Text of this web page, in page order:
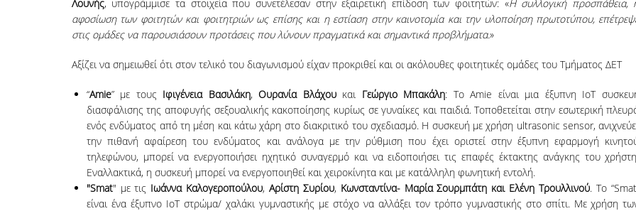
Λουνής, υπογράμμισε τα στοιχεία που συνετέλεσαν στην εξαιρετική επίδοση των φοιτητών: «Η συλλογική προσπάθεια,
αφοσίωση των φοιτητών και φοιτητριών ως επίσης και η εστίαση στην καινοτομία και την υλοποίηση πρωτοτύπου,
στις ομάδες να παρουσιάσουν προτάσεις που λύνουν πραγματικά και σημαντικά προβλήματα.»
Αξίζει να σημειωθεί ότι στον τελικό του διαγωνισμού είχαν προκριθεί και οι ακόλουθες φοιτητικές ομάδες του Τμήματος ΔΕΤ
“Amie” με τους Ιφιγένεια Βασιλάκη,Ουρανία Βλάχου και Γεώργιο Μπακάλη: Το Amie είναι μια έξυπνη ΙοΤ
διασφάλισης της αποφυγής σεξουαλικής κακοποίησης κυρίως σε γυναίκες και παιδιά. Τοποθετείται στην εσωτερική
ενός ενδύματος από τη μέση και κάτω χάρη στο διακριτικό του σχεδιασμό. Η συσκευή με χρήση ultrasonic sensor,
την πιθανή αφαίρεση του ενδύματος και ανάλογα με την ρύθμιση που έχει οριστεί στην έξυπνη εφαρμογή
τηλεφώνου, μπορεί να ενεργοποιήσει ηχητικό συναγερμό και να ειδοποιήσει τις επαφές έκτακτης ανάγκης του
Εναλλακτικά, η συσκευή μπορεί να ενεργοποιηθεί και χειροκίνητα και με κατάλληλη φωνητική εντολή.
"Smat" με τις Ιωάννα Καλογεροπούλου, Αρίστη Συρίου, Κωνσταντίνα- Μαρία Σουρμπάτη και Ελένη Τρουλλινού. Το
είναι ένα έξυπνο IoT στρώμα/ χαλάκι γυμναστικής με στόχο να αλλάξει τον τρόπο γυμναστικής στο σπίτι. Με χρήση